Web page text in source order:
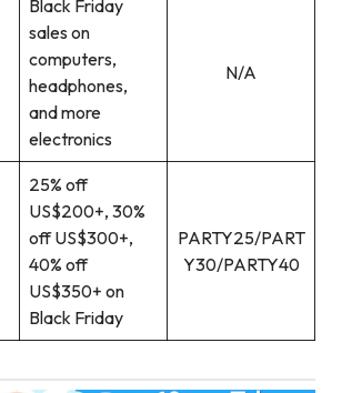
Black Friday
sales on
computers,
headphones,
and more
electronics
N/A
25% off
US$200+, 30%
off US$300+,
40% off
US$350+ on
Black Friday
PARTY25/PART
Y30/PARTY40